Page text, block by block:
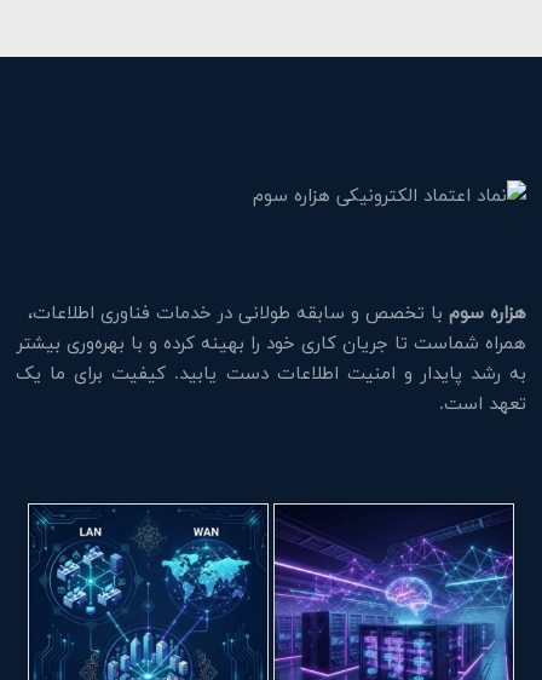
هزاره سوم با تخصص و سابقه طولانی در خدمات فناوری اطلاعات،
همراه شماست تا جریان کاری خود را بهینه کرده و با بهره‌وری بیشتر
به رشد پایدار و امنیت اطلاعات دست یابید. کیفیت برای ما یک
تعهد است.